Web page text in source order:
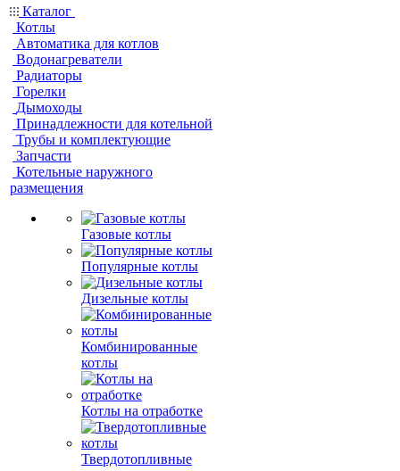
Каталог
Котлы
Автоматика для котлов
Водонагреватели
Радиаторы
Горелки
Дымоходы
Принадлежности для котельной
Трубы и комплектующие
Запчасти
Котельные наружного
размещения
Газовые котлы
Популярные котлы
Дизельные котлы
Комбинированные
котлы
Котлы на отработке
Твердотопливные